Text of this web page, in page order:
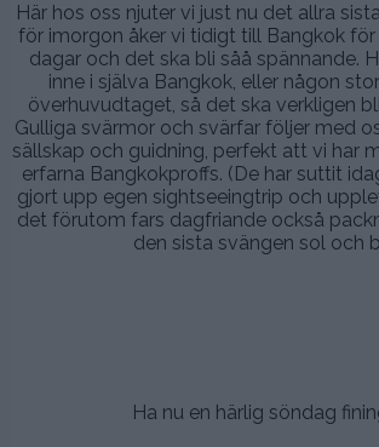
Här hos oss njuter vi just nu det allra
för imorgon åker vi tidigt till Bangkok
dagar och det ska bli såå spännande.
inne i själva Bangkok, eller någon
överhuvudtaget, så det ska verkligen
Gulliga svärmor och svärfar följer med
sällskap och guidning, perfekt att vi har
erfarna Bangkokproffs. (De har suttit
gjort upp egen sightseeingtrip och
det förutom fars dagfriande också
den sista svängen sol och
Ha nu en härlig söndag